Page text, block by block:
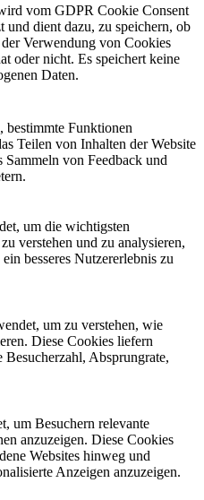
vom GDPR Cookie Consent
und dient dazu, zu speichern, ob
Verwendung von Cookies
oder nicht. Es speichert keine
Daten.
bestimmte Funktionen
Teilen von Inhalten der Website
von Feedback und
um die wichtigsten
verstehen und zu analysieren,
besseres Nutzererlebnis zu
um zu verstehen, wie
Diese Cookies liefern
Absprungrate,
um Besuchern relevante
anzuzeigen. Diese Cookies
Websites hinweg und
Anzeigen anzuzeigen.